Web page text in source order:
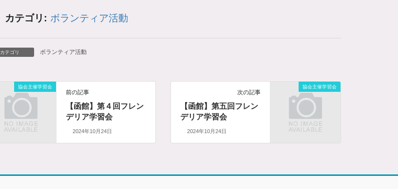
カテゴリ: ボランティア活動
カテゴリ ボランティア活動
協会主催学習会
前の記事
【函館】第４回フレン
デリア学習会
2024年10月24日
協会主催学習会
次の記事
【函館】第五回フレン
デリア学習会
2024年10月24日